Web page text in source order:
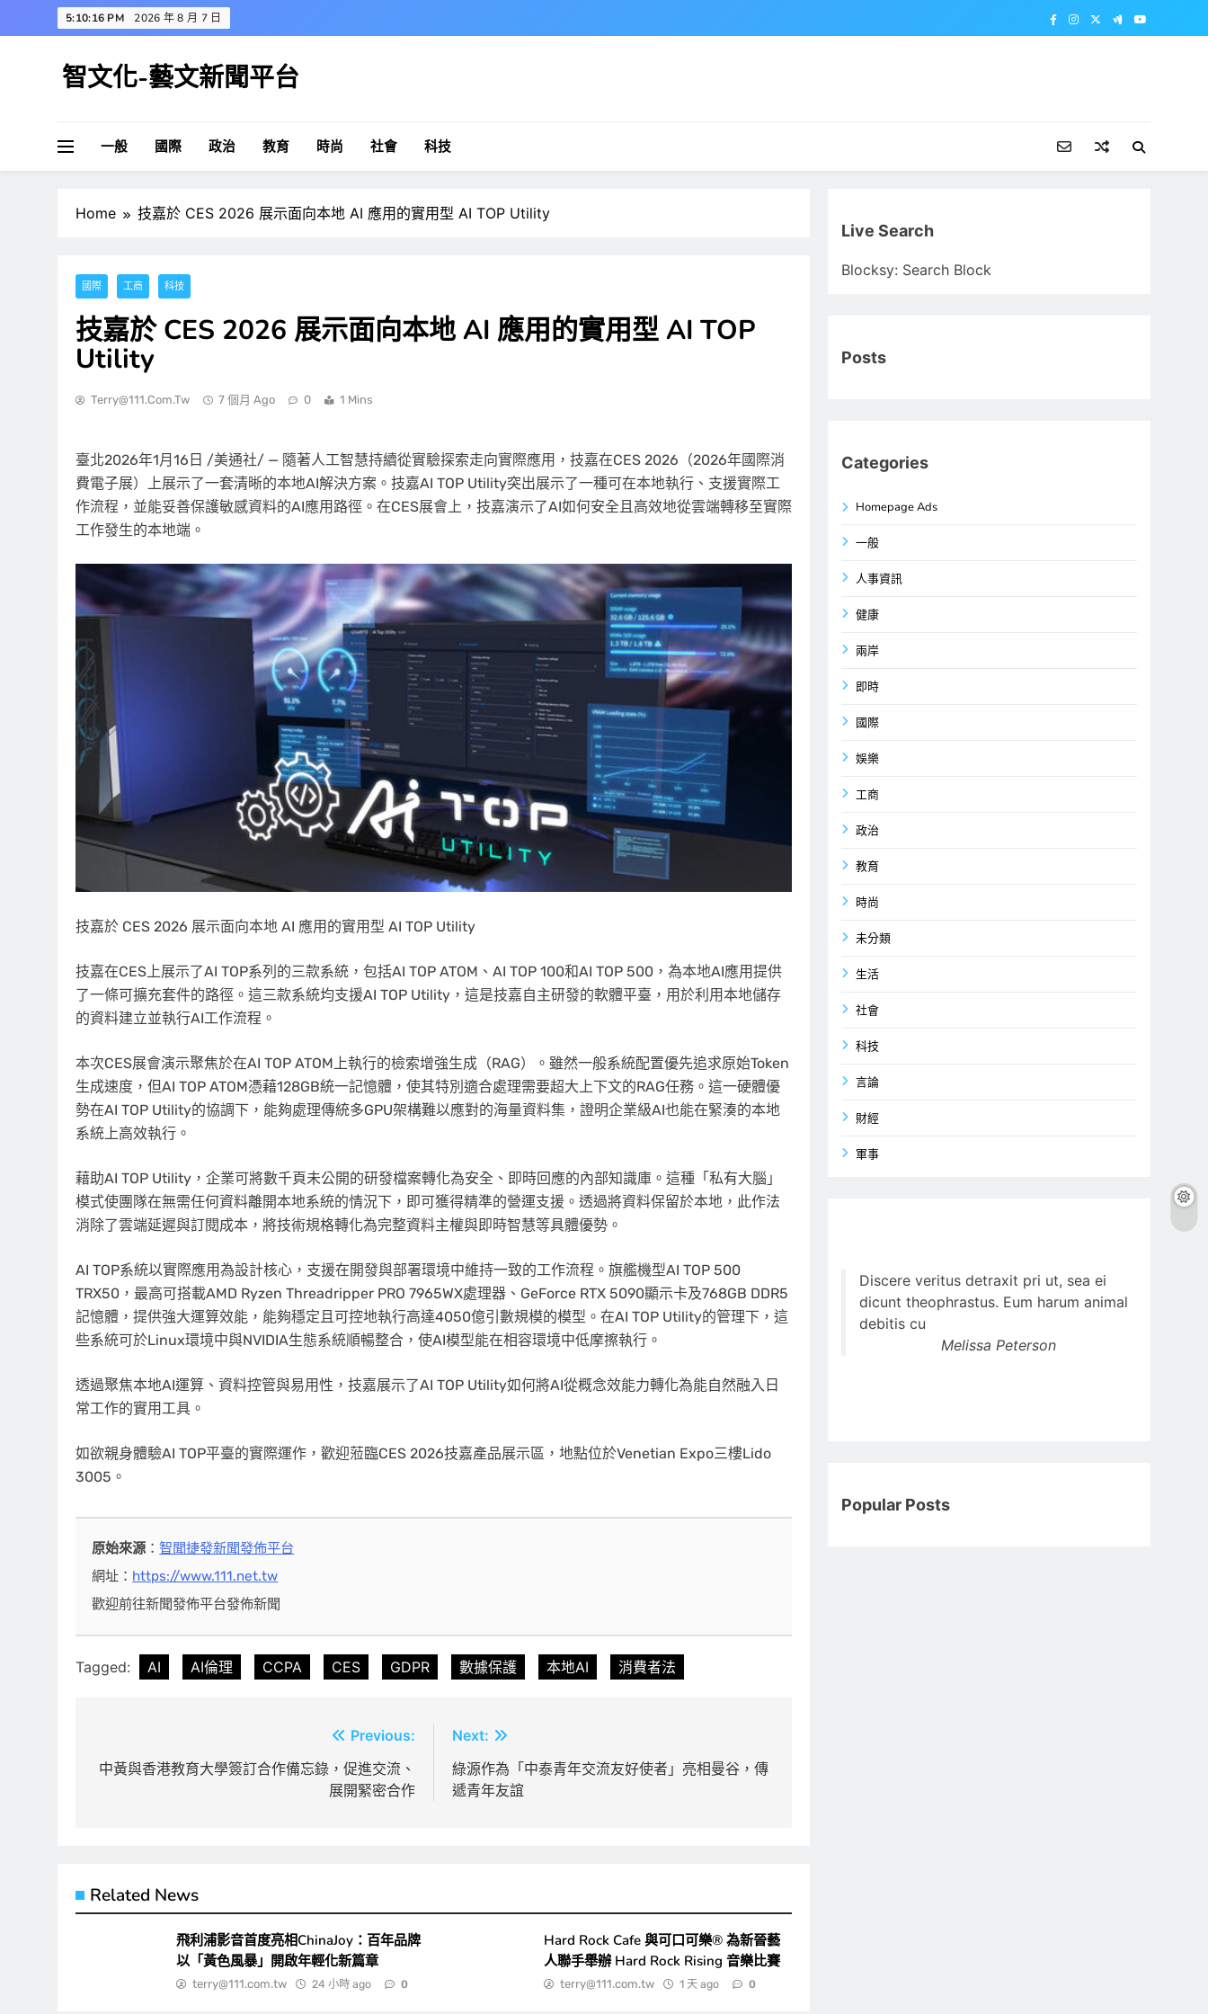
to
5:10:17 PM 2026 年 8 月 7 日
智文化-藝文新聞平台
一般 國際 政治 教育 時尚 社會 科技
Home 技嘉於 CES 2026 展示面向本地 AI 應用的實用型 AI TOP Utility
國際 工商 科技
技嘉於 CES 2026 展示面向本地 AI 應用的實用型 AI TOP
Utility
Terry@111.com.tw 7 個月 Ago 0 1 Mins
臺北2026年1月16日 /美通社/ — 隨著人工智慧持續從實驗探索走向實際應用，技嘉在CES 2026（2026年國際消
費電子展）上展示了一套清晰的本地AI解決方案。技嘉AI TOP Utility突出展示了一種可在本地執行、支援實際工
作流程，並能妥善保護敏感資料的AI應用路徑。在CES展會上，技嘉演示了AI如何安全且高效地從雲端轉移至實際
工作發生的本地端。
技嘉於 CES 2026 展示面向本地 AI 應用的實用型 AI TOP Utility
技嘉在CES上展示了AI TOP系列的三款系統，包括AI TOP ATOM、AI TOP 100和AI TOP 500，為本地AI應用提供
了一條可擴充套件的路徑。這三款系統均支援AI TOP Utility，這是技嘉自主研發的軟體平臺，用於利用本地儲存
的資料建立並執行AI工作流程。
本次CES展會演示聚焦於在AI TOP ATOM上執行的檢索增強生成（RAG）。雖然一般系統配置優先追求原始Token
生成速度，但AI TOP ATOM憑藉128GB統一記憶體，使其特別適合處理需要超大上下文的RAG任務。這一硬體優
勢在AI TOP Utility的協調下，能夠處理傳統多GPU架構難以應對的海量資料集，證明企業級AI也能在緊湊的本地
系統上高效執行。
藉助AI TOP Utility，企業可將數千頁未公開的研發檔案轉化為安全、即時回應的內部知識庫。這種「私有大腦」
模式使團隊在無需任何資料離開本地系統的情況下，即可獲得精準的營運支援。透過將資料保留於本地，此作法
消除了雲端延遲與訂閱成本，將技術規格轉化為完整資料主權與即時智慧等具體優勢。
AI TOP系統以實際應用為設計核心，支援在開發與部署環境中維持一致的工作流程。旗艦機型AI TOP 500
TRX50，最高可搭載AMD Ryzen Threadripper PRO 7965WX處理器、GeForce RTX 5090顯示卡及768GB DDR5
記憶體，提供強大運算效能，能夠穩定且可控地執行高達4050億引數規模的模型。在AI TOP Utility的管理下，這
些系統可於Linux環境中與NVIDIA生態系統順暢整合，使AI模型能在相容環境中低摩擦執行。
透過聚焦本地AI運算、資料控管與易用性，技嘉展示了AI TOP Utility如何將AI從概念效能力轉化為能自然融入日
常工作的實用工具。
如欲親身體驗AI TOP平臺的實際運作，歡迎蒞臨CES 2026技嘉產品展示區，地點位於Venetian Expo三樓Lido
3005。
原始來源 ：智聞捷發新聞發佈平台
網址： https://www.111.net.tw
歡迎前往新聞發佈平台發佈新聞
Tagged: AI AI倫理 CCPA CES GDPR 數據保護 本地AI 消費者法
章
Previous:
中黃與香港教育大學簽訂合作備忘錄，促進交流、
展開緊密合作
Next:
綠源作為「中泰青年交流友好使者」亮相曼谷，傳
遞青年友誼
Related News
飛利浦影音首度亮相ChinaJoy：百年品牌
以「黃色風暴」開啟年輕化新篇章
terry@111.com.tw 24 小時 ago 0
Hard Rock Cafe 與可口可樂® 為新晉藝
人聯手舉辦 Hard Rock Rising 音樂比賽
terry@111.com.tw 1 天 ago 0
Live Search
Blocksy: Search Block
Posts
Categories
Homepage Ads
一般
人事資訊
健康
兩岸
即時
國際
娛樂
工商
政治
教育
時尚
未分類
生活
社會
科技
言論
財經
軍事
Discere veritus detraxit pri ut, sea ei
dicunt theophrastus. Eum harum animal
debitis cu
Melissa Peterson
Popular Posts